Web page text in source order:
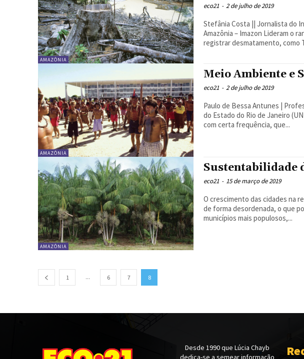
AMAZÔNIA
eco21 - 2 de julho de 2019
Stefânia Costa || Jornalista do
Amazônia – Imazon Lideram o ranking territórios que não deveriam
registrar desmatamento, como
AMAZÔNIA
Meio Ambiente e
eco21 - 2 de julho de 2019
Paulo de Bessa Antunes |
do Estado do Rio de Janeiro (UNIRIO). Nos últimos dias
com certa frequência, que...
AMAZÔNIA
Sustentabilidade
eco21 - 15 de março de 2019
O crescimento das cidades na
de forma desordenada, o que
municípios mais populosos,...
1 ... 6 7 8
Desde 1990 que Lúcia Chayb
dedica-se a semear informação